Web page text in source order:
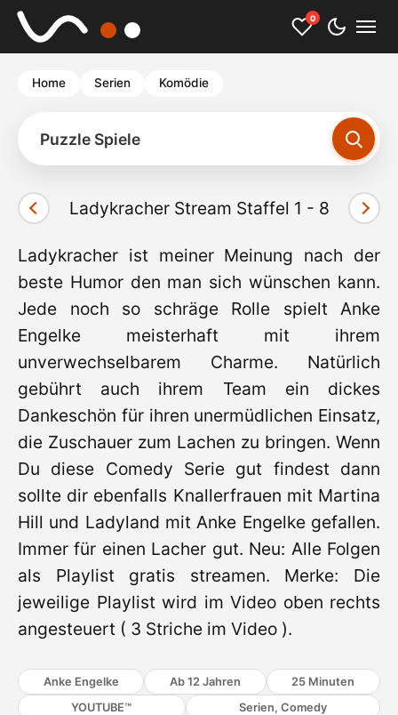
0
Home Serien Komödie
Puzzle Spiele
Ladykracher Stream Staffel 1 - 8
Ladykracher ist meiner Meinung nach der
beste Humor den man sich wünschen kann.
Jede noch so schräge Rolle spielt Anke
Engelke meisterhaft mit ihrem
unverwechselbarem Charme. Natürlich
gebührt auch ihrem Team ein dickes
Dankeschön für ihren unermüdlichen Einsatz,
die Zuschauer zum Lachen zu bringen. Wenn
Du diese Comedy Serie gut findest dann
sollte dir ebenfalls Knallerfrauen mit Martina
Hill und Ladyland mit Anke Engelke gefallen.
Immer für einen Lacher gut. Neu: Alle Folgen
als Playlist gratis streamen. Merke: Die
jeweilige Playlist wird im Video oben rechts
angesteuert ( 3 Striche im Video ).
Anke Engelke Ab 12 Jahren
25 Minuten
YOUTUBE™
Serien, Comedy